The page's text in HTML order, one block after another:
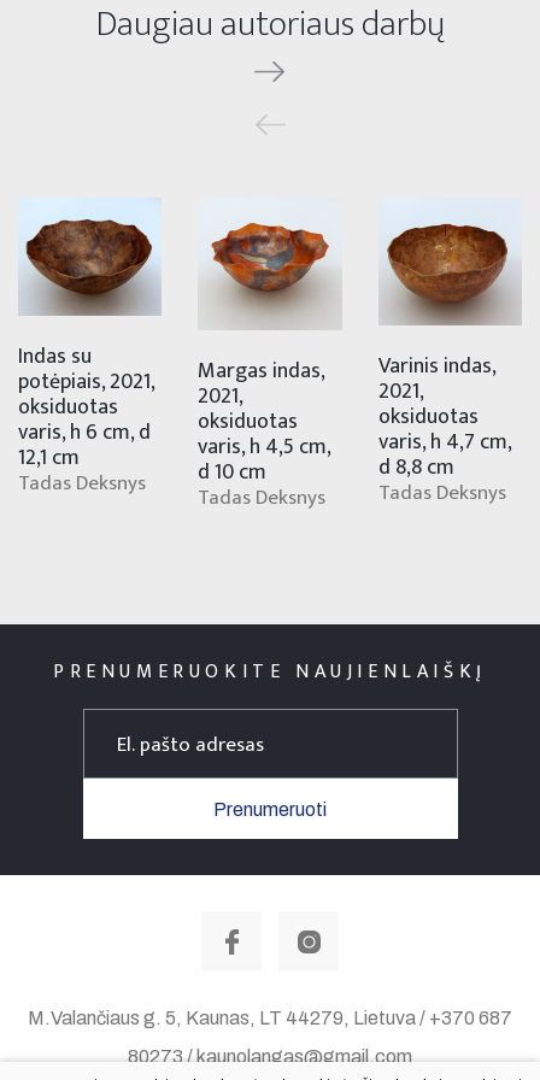
Daugiau autoriaus darbų
Indas su
potėpiais, 2021,
oksiduotas
varis, h 6 cm, d
12,1 cm
Tadas Deksnys
Margas indas,
2021,
oksiduotas
varis, h 4,5 cm,
d 10 cm
Tadas Deksnys
Varinis indas,
2021,
oksiduotas
varis, h 4,7 cm,
d 8,8 cm
Tadas Deksnys
PRENUMERUOKITE NAUJIENLAIŠKĮ
Prenumeruoti
M.Valančiaus g. 5, Kaunas, LT 44279, Lietuva / +370 687
80273 / kaunolangas@gmail.com